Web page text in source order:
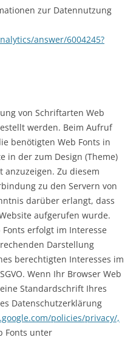
zur Datennutzung
answer/6004245?
von Schriftarten Web
werden. Beim Aufruf
benötigten Web Fonts in
in der zum Design (Theme)
Zu diesem
zu den Servern von
darüber erlangt, dass
aufgerufen wurde.
Fonts erfolgt im Interesse
Darstellung
berechtigten Interesses im
Wenn Ihr Browser Web
Standardschrift Ihres
Datenschutzerklärung
policies/privacy/,
Fonts unter